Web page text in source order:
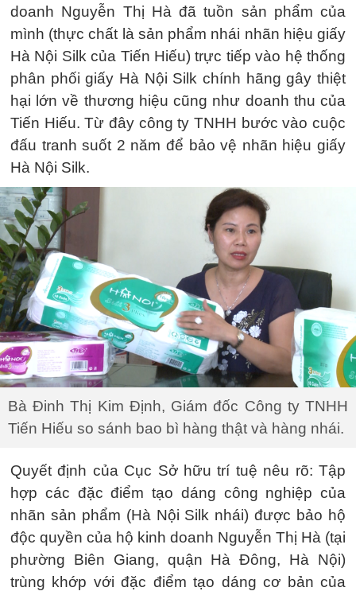
doanh Nguyễn Thị Hà đã tuồn sản phẩm của
mình (thực chất là sản phẩm nhái nhãn hiệu giấy
Hà Nội Silk của Tiến Hiếu) trực tiếp vào hệ thống
phân phối giấy Hà Nội Silk chính hãng gây thiệt
hại lớn về thương hiệu cũng như doanh thu của
Tiến Hiếu. Từ đây công ty TNHH bước vào cuộc
đấu tranh suốt 2 năm để bảo vệ nhãn hiệu giấy
Hà Nội Silk.
Bà Đinh Thị Kim Định, Giám đốc Công ty TNHH
Tiến Hiếu so sánh bao bì hàng thật và hàng nhái.
Quyết định của Cục Sở hữu trí tuệ nêu rõ: Tập
hợp các đặc điểm tạo dáng công nghiệp của
nhãn sản phẩm (Hà Nội Silk nhái) được bảo hộ
độc quyền của hộ kinh doanh Nguyễn Thị Hà (tại
phường Biên Giang, quận Hà Đông, Hà Nội)
trùng khớp với đặc điểm tạo dáng cơ bản của